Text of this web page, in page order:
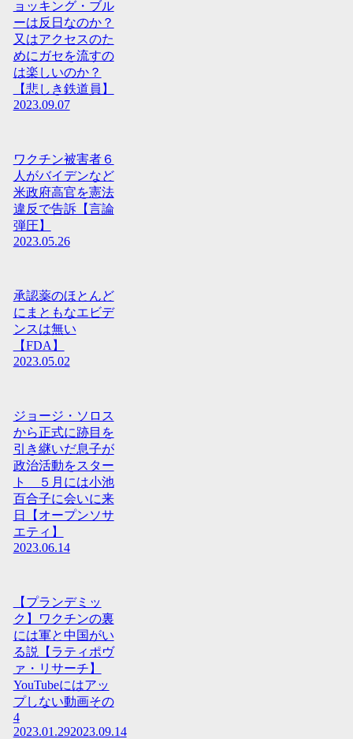
ョッキング・ブル
ーは反日なのか？
又はアクセスのた
めにガセを流すの
は楽しいのか？
【悲しき鉄道員】
2023.09.07
ワクチン被害者６
人がバイデンなど
米政府高官を憲法
違反で告訴【言論
弾圧】
2023.05.26
承認薬のほとんど
にまともなエビデ
ンスは無い
【FDA】
2023.05.02
ジョージ・ソロス
から正式に跡目を
引き継いだ息子が
政治活動をスター
ト ５月には小池
百合子に会いに来
日【オープンソサ
エティ】
2023.06.14
【プランデミッ
ク】ワクチンの裏
には軍と中国がい
る説【ラティポヴ
ァ・リサーチ】
YouTubeにはアッ
プしない動画その
4
2023.01.292023.09.14